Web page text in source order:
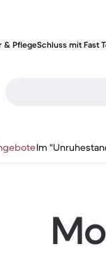
& PflegeSchluss mit Fast
Im